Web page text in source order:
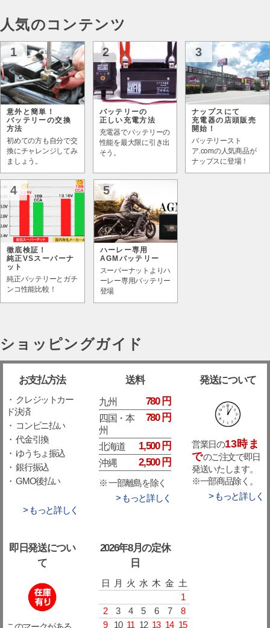
人気のコンテンツ
1
意外と簡単！
バッテリーの交換
方法
初めての方も自分で交
換にチャレンジしてみ
ましょう。
2
バッテリーの
正しい充電方法
充電器でバッテリーの
性能を最大限に引き出
そう。
3
ナップスにて
充電器の店頭販売
開始！
バッテリースト
ア.comの人気商品が
ナップスに登場！
4
徹底検証！
純正VSスーパーナ
ット
純正バッテリーとガチ
ンコ性能比較！
5
ハーレー専用
AGMバッテリー
スーパーナットよりハ
ーレー専用バッテリー
登場
ショッピングガイド
お支払方法
・ クレジットカー
ド決済
・ コンビニ払い
・ 代金引換
・ ゆうちょ振込
・ 銀行振込
・ GMO後払い
> もっと詳しく
送料
九州 780 円
四国・本
州
780 円
北海道 1,500 円
沖縄 2,500 円
※ 一部離島を除く
> もっと詳しく
発送について
営業日の13時ま
でのご注文で即日
発送いたします。
※一部商品除く。
> もっと詳しく
即日発送につい
て
2026年8月の定休
日
日 月 火 水 木 金 土
1
2
3 4 5 6 7
8
9
10 11 12 13 14 15